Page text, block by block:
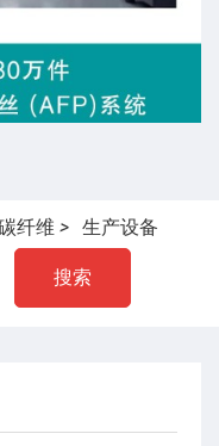
纤维 > 生产设备
搜索